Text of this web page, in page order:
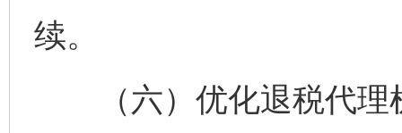
续。
（六）优化退税代理